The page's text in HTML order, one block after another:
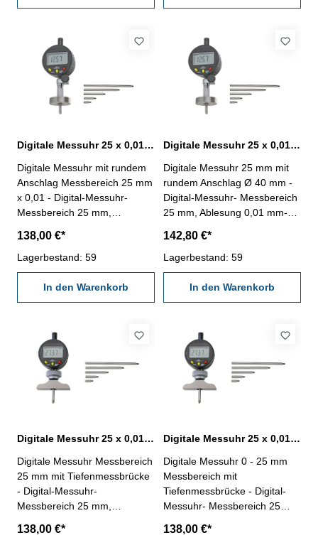
inkl. Verlängerungen: 10, 20,
Messtiefe: 125 mm Messuhr /
Messbereich: 10
mmMessbrücke: 63 x 16 mm
70 und 100 mm - max.
Messbereich: 25
mmAnschlag: Ø 16 mm
Digitale Messuhr 25 x 0,01 mm mit rundem Anschlag Ø 25 mm
Digitale Messuhr mit rundem
Anschlag Messbereich 25 mm
x 0,01 - Digital-Messuhr-
Messbereich 25 mm,
Genauigkeit nach Werksnorm
(20 µm)- mit Preset und
umkehrbarer Messrichtung -
Anschlag: Ø 25 mm - inkl.
Verlängerungen: 10, 20, 40,
Messtiefe: 140 mm Messuhr /
Messbereich: 25
mmAnschlag: Ø 25 mm
138,00 €*
Lagerbestand: 59
In den Warenkorb
Digitale Messuhr 25 x 0,01 mm mit rundem Anschlag Ø 40 mm
Digitale Messuhr 25 mm mit
rundem Anschlag Ø 40 mm -
Digital-Messuhr- Messbereich
25 mm, Ablesung 0,01 mm-
(20 µm)- mit Preset und
umkehrbarer Messrichtung -
Anschlag: Ø 40 mm - inkl.
Verlängerungen: 10, 20, 40,
70 und 100 mm - max.
Messbereich: 25
mmAnschlag: Ø 40 mm
142,80 €*
Lagerbestand: 59
In den Warenkorb
Digitale Messuhr 25 x 0,01 mm mit Tiefenmessbrücke 102 x 17 mm
Digitale Messuhr Messbereich
25 mm mit Tiefenmessbrücke
- Digital-Messuhr-
Messbereich 25 mm,
Genauigkeit nach Werksnorm
138,00 €*
Digitale Messuhr 25 x 0,01 mm mit Tiefenmessbrücke 63 x 16 mm
Digitale Messuhr 0 - 25 mm
Messbereich mit
Tiefenmessbrücke - Digital-
Messuhr- Messbereich 25
Genauigkeit nach Werksnorm
138,00 €*